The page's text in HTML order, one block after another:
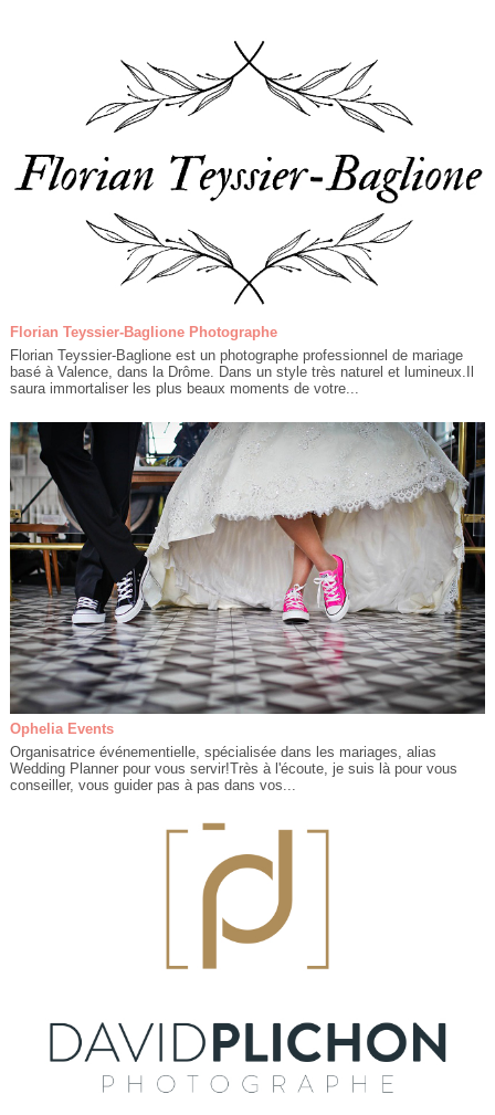
Florian Teyssier-Baglione Photographe
Florian Teyssier-Baglione est un photographe professionnel de mariage
basé à Valence, dans la Drôme. Dans un style très naturel et lumineux.Il
saura immortaliser les plus beaux moments de votre...
Ophelia Events
Organisatrice événementielle, spécialisée dans les mariages, alias
Wedding Planner pour vous servir!Très à l'écoute, je suis là pour vous
conseiller, vous guider pas à pas dans vos...